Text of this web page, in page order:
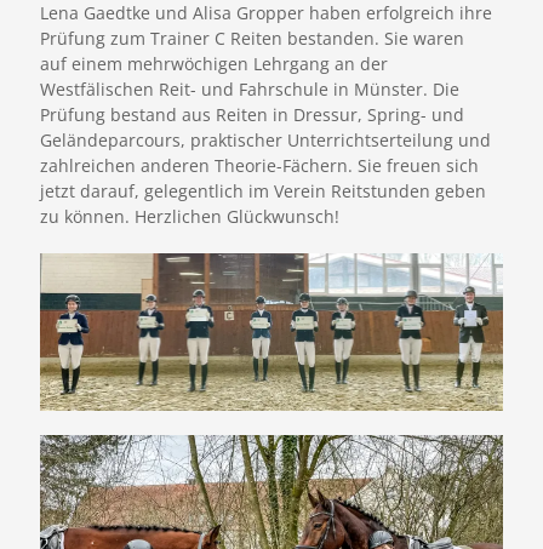
Lena Gaedtke und Alisa Gropper haben erfolgreich ihre
Prüfung zum Trainer C Reiten bestanden. Sie waren
auf einem mehrwöchigen Lehrgang an der
Westfälischen Reit- und Fahrschule in Münster. Die
Prüfung bestand aus Reiten in Dressur, Spring- und
Geländeparcours, praktischer Unterrichtserteilung und
zahlreichen anderen Theorie-Fächern. Sie freuen sich
jetzt darauf, gelegentlich im Verein Reitstunden geben
zu können. Herzlichen Glückwunsch!